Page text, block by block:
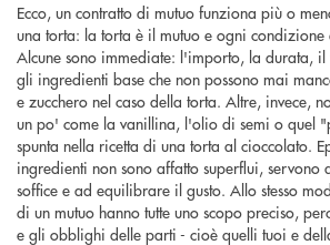
Ecco, un contratto di mutuo funziona più o
una torta: la torta è il mutuo e ogni condizione
Alcune sono immediate: l'importo, la durata, il
gli ingredienti base che non possono mai
e zucchero nel caso della torta. Altre, invece,
un po' come la vanillina, l'olio di semi o quel
spunta nella ricetta di una torta al cioccolato.
ingredienti non sono affatto superflui, servono
soffice e ad equilibrare il gusto. Allo stesso
di un mutuo hanno tutte uno scopo preciso,
e gli obblighi delle parti - cioè quelli tuoi e